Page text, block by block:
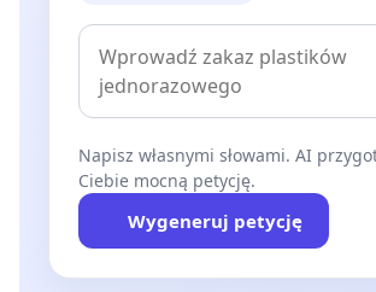
Napisz własnymi słowami. AI
Ciebie mocną petycję.
Wygeneruj petycję